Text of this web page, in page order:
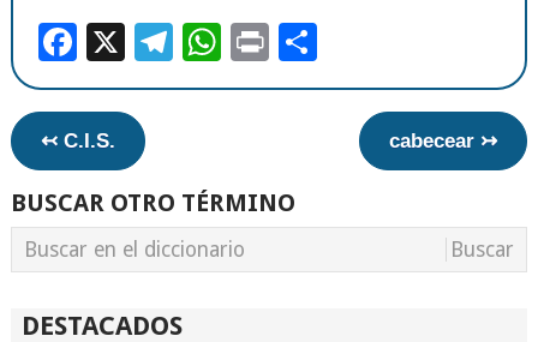
Facebook
X Telegram
WhatsApp
Print
↢ C.I.S. cabecear ↣
BUSCAR OTRO TÉRMINO
DESTACADOS